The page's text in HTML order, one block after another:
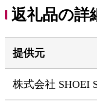
返礼品の詳
提供元
株式会社 SHOEI